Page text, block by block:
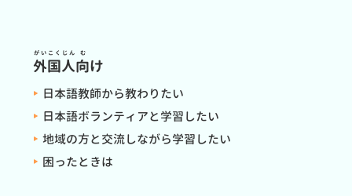
外国人
がいこくじん
向
む
け
日本語教師から教わりたい
日本語ボランティアと学習したい
地域の方と交流しながら学習したい
困ったときは